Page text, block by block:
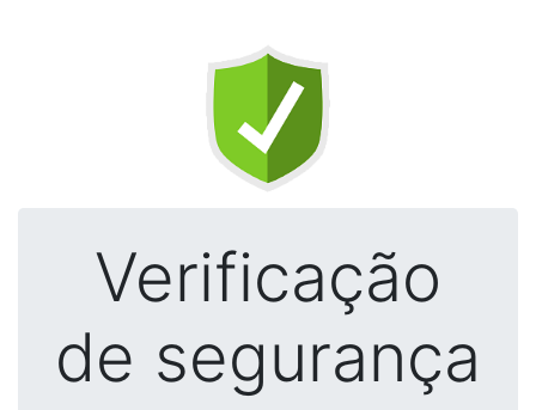
Verificação
de segurança